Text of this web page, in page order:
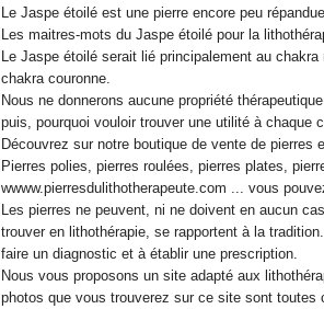
Le Jaspe étoilé est une pierre encore peu
Les maitres-mots du Jaspe étoilé pour la
Le Jaspe étoilé serait lié principalement au
chakra couronne.
Nous ne donnerons aucune propriété
puis, pourquoi vouloir trouver une utilité à chaque
Découvrez sur notre boutique de vente de
Pierres polies, pierres roulées, pierres plates,
wwww.pierresdulithotherapeute.com ... vous
Les pierres ne peuvent, ni ne doivent en aucun
trouver en lithothérapie, se rapportent à la
faire un diagnostic et à établir une prescription.
Nous vous proposons un site adapté aux
photos que vous trouverez sur ce site sont toutes